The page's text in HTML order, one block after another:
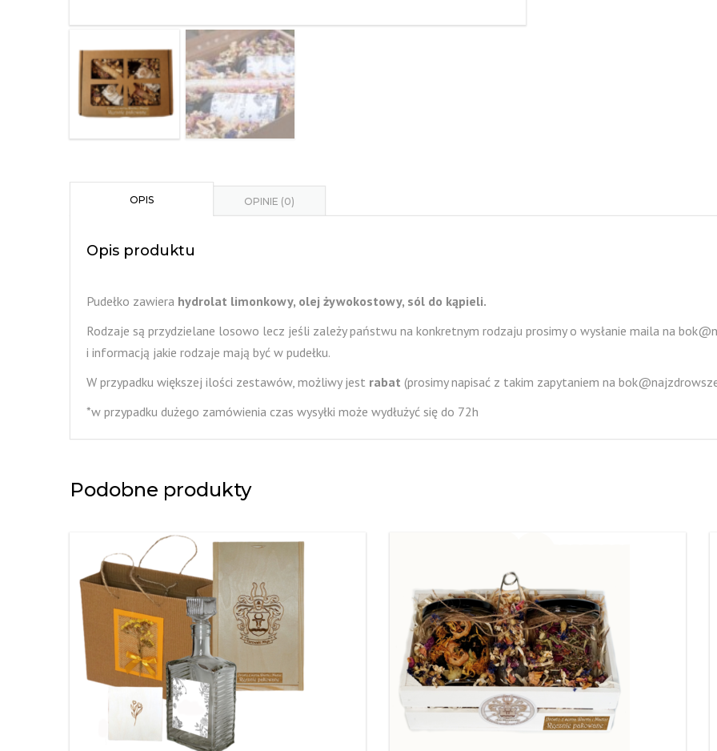
OPIS OPINIE (0)
Opis produktu
Pudełko zawiera hydrolat limonkowy, olej żywokostowy, sól do kąpieli.
Rodzaje są przydzielane losowo lecz jeśli zależy państwu na konkretnym rodzaju prosimy o wysłanie maila na
i informacją jakie rodzaje mają być w pudełku.
W przypadku większej ilości zestawów, możliwy jest rabat (prosimy napisać z takim zapytaniem na
*w przypadku dużego zamówienia czas wysyłki może wydłużyć się do 72h
Podobne produkty